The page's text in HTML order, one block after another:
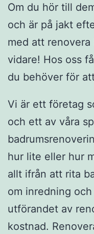
Om du hör till
och är på jakt
med att renovera
vidare! Hos oss
du behöver för
Vi är ett företag
och ett av våra
hur lite eller hur
allt ifrån att rita
om inredning
utförandet av
kostnad.